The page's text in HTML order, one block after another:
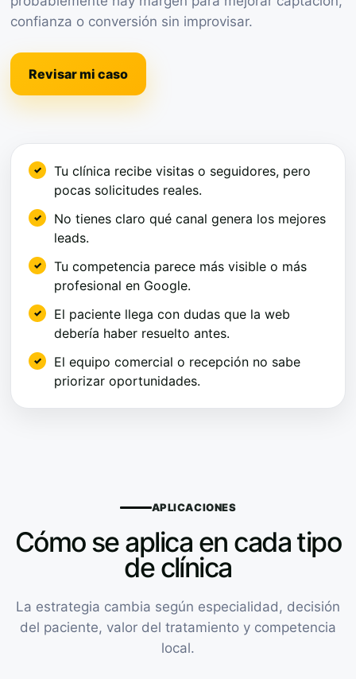
confianza o conversión sin improvisar.
Revisar mi caso
Tu clínica recibe visitas o seguidores, pero
pocas solicitudes reales.
No tienes claro qué canal genera los mejores
leads.
Tu competencia parece más visible o más
profesional en Google.
El paciente llega con dudas que la web
debería haber resuelto antes.
El equipo comercial o recepción no sabe
priorizar oportunidades.
APLICACIONES
Cómo se aplica en cada tipo
de clínica
La estrategia cambia según especialidad, decisión
del paciente, valor del tratamiento y competencia
local.